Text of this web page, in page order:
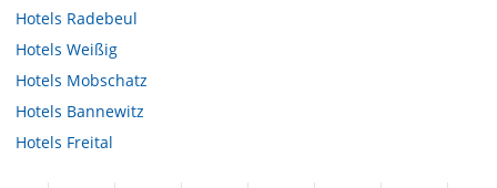
Hotels Radebeul
Hotels Weißig
Hotels Mobschatz
Hotels Bannewitz
Hotels Freital